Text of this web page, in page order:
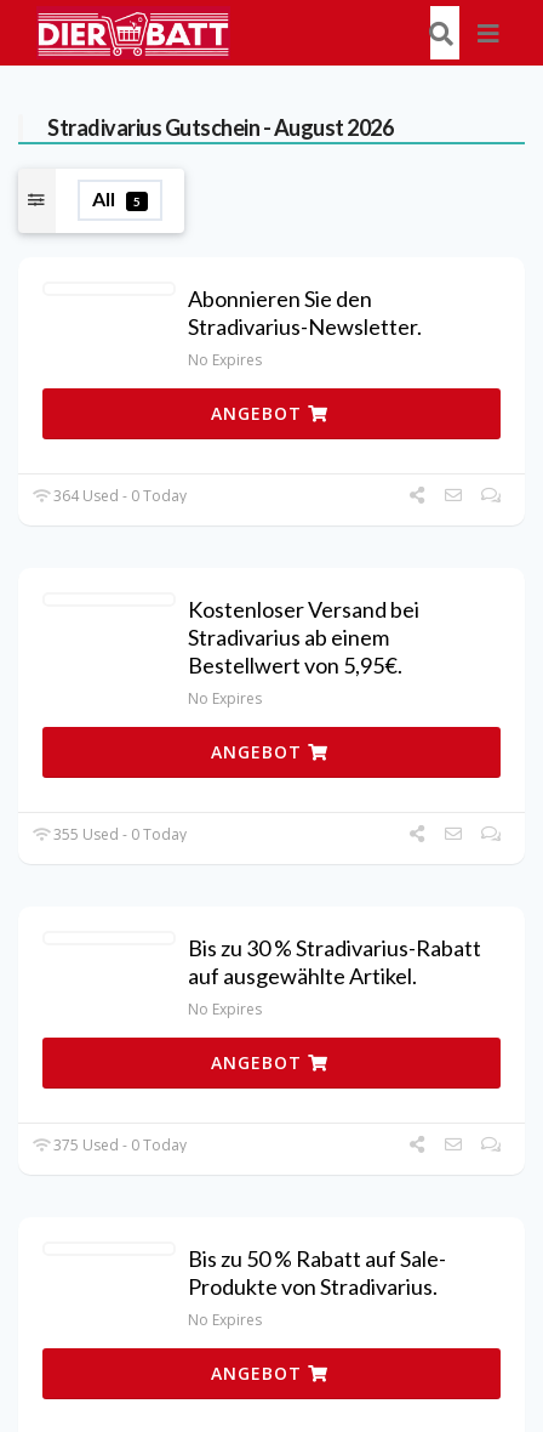
StradivariusGutschein - August 2026
All 5
Abonnieren Sie den
Stradivarius-Newsletter.
No Expires
ANGEBOT
364 Used - 0 Today
Kostenloser Versand bei
Stradivarius ab einem
Bestellwert von 5,95€.
No Expires
ANGEBOT
355 Used - 0 Today
Bis zu 30 % Stradivarius-Rabatt
auf ausgewählte Artikel.
No Expires
ANGEBOT
375 Used - 0 Today
Bis zu 50 % Rabatt auf Sale-
Produkte von Stradivarius.
No Expires
ANGEBOT